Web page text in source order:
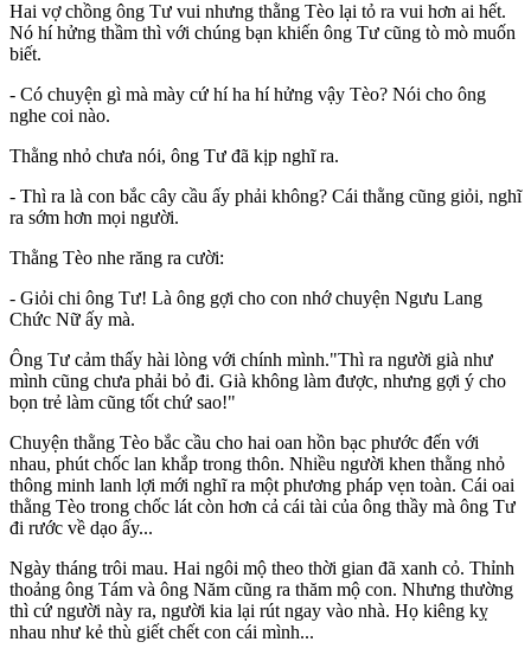
Hai vợ chồng ông Tư vui nhưng thằng Tèo lại tỏ ra vui hơn ai hết.
Nó hí hửng thầm thì với chúng bạn khiến ông Tư cũng tò mò muốn
biết.
- Có chuyện gì mà mày cứ hí ha hí hửng vậy Tèo? Nói cho ông
nghe coi nào.
Thằng nhỏ chưa nói, ông Tư đã kịp nghĩ ra.
- Thì ra là con bắc cây cầu ấy phải không? Cái thằng cũng giỏi, nghĩ
ra sớm hơn mọi người.
Thằng Tèo nhe răng ra cười:
- Giỏi chi ông Tư! Là ông gợi cho con nhớ chuyện Ngưu Lang
Chức Nữ ấy mà.
Ông Tư cảm thấy hài lòng với chính mình."Thì ra người già như
mình cũng chưa phải bỏ đi. Già không làm được, nhưng gợi ý cho
bọn trẻ làm cũng tốt chứ sao!"
Chuyện thằng Tèo bắc cầu cho hai oan hồn bạc phước đến với
nhau, phút chốc lan khắp trong thôn. Nhiều người khen thằng nhỏ
thông minh lanh lợi mới nghĩ ra một phương pháp vẹn toàn. Cái oai
thằng Tèo trong chốc lát còn hơn cả cái tài của ông thầy mà ông Tư
đi rước về dạo ấy...
Ngày tháng trôi mau. Hai ngôi mộ theo thời gian đã xanh cỏ. Thỉnh
thoảng ông Tám và ông Năm cũng ra thăm mộ con. Nhưng thường
thì cứ người này ra, người kia lại rút ngay vào nhà. Họ kiêng kỵ
nhau như kẻ thù giết chết con cái mình...